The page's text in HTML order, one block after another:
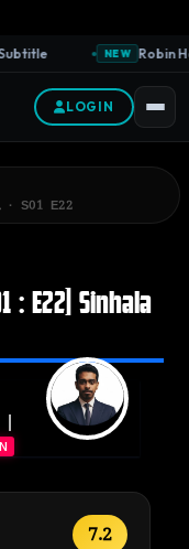
NEW Robin
LOGIN
· S01 E22
: E22] Sinhala
7.2